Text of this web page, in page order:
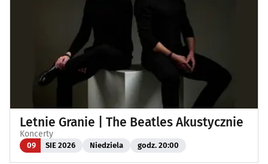
Letnie Granie | The Beatles Akustycznie
Koncerty
09 SIE 2026 Niedziela godz. 20:00